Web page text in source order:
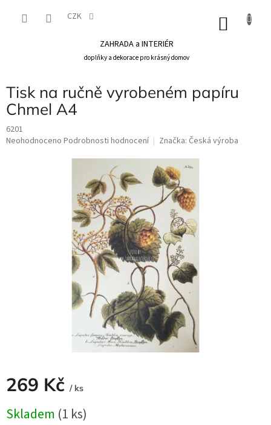
CZK
ZAHRADA a INTERIÉR
doplňky a dekorace pro krásný domov
Tisk na ručně vyrobeném papíru
Chmel A4
6201
Průměrné
Neohodnoceno Podrobnosti hodnocení Značka: Česká výroba
269 Kč / ks
cena:
Skladem (1 ks)